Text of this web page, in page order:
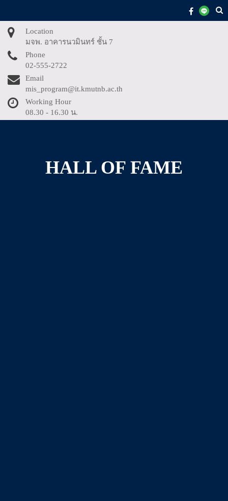
contentLocation
มจพ. อาคารนวมินทร์ ชั้น 7
Phone
02-555-2722
Email
mis_program@it.kmutnb.ac.th
Working Hour
08.30 - 16.30 น.
HALL OF FAME